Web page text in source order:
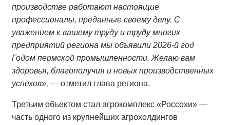
производстве работают настоящие
профессионалы, преданные своему делу. С
уважением к вашему труду и труду многих
предприятий региона мы объявили 2026-й год
Годом пермской промышленности. Желаю вам
здоровья, благополучия и новых производственных
успехов», — отметил глава региона.
Третьим объектом стал агрокомплекс «Россохи» —
часть одного из крупнейших агрохолдингов